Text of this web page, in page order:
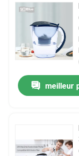
meilleur